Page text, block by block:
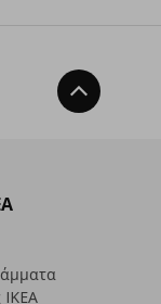
Back To